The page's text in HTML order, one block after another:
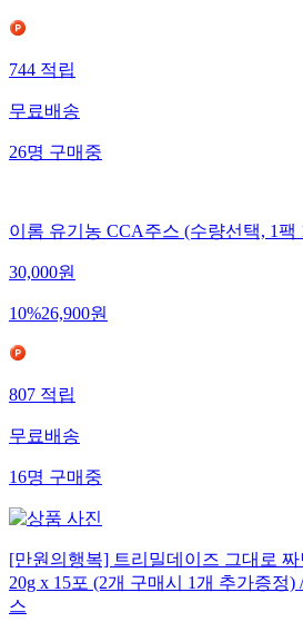
744 적립
무료배송
26명 구매중
이롬 유기농 CCA주스 (수량선택, 1팩
30,000원
10%26,900원
807 적립
무료배송
16명 구매중
[만원의행복] 트리밀데이즈 그대로
20g x 15포 (2개 구매시 1개 추가증정)
스